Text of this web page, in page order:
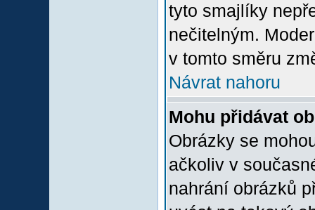
tyto smajlíky
nečitelným.
v tomto směru
Návrat nahoru
Mohu přidávat
Obrázky se
ačkoliv v
nahrání obrázků